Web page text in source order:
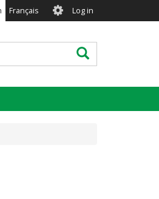
Français User
account
menu
Log in
Search